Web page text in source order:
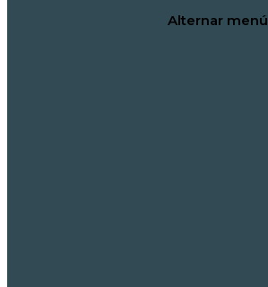
Alternar menú